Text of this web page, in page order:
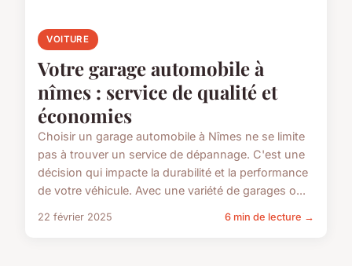
VOITURE
Votre garage automobile à
nîmes : service de qualité et
économies
Choisir un garage automobile à Nîmes ne se limite
pas à trouver un service de dépannage. C'est une
décision qui impacte la durabilité et la performance
de votre véhicule. Avec une variété de garages o...
22 février 2025 6 min de lecture →